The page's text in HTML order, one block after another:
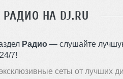
РАДИО НА DJ.RU
Радио — слушайте
7!
сеты от лучших
ЗАРЕГИСТРИРУЙТЕСЬ
Или